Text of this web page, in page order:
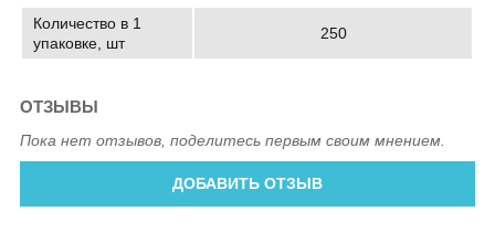
Количество в 1
упаковке, шт
250
ОТЗЫВЫ
Пока нет отзывов, поделитесь первым своим мнением.
ДОБАВИТЬ ОТЗЫВ